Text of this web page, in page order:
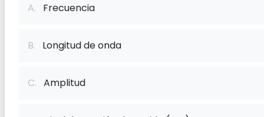
A. Frecuencia
B. Longitud de onda
C. Amplitud